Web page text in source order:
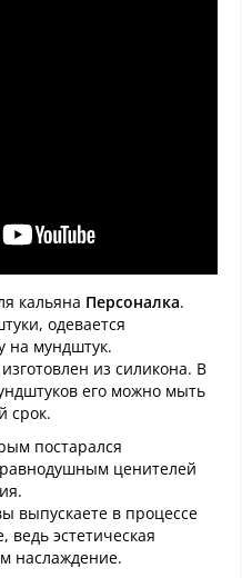
кальяна Персоналка.
одевается
на мундштук.
из силикона. В
его можно мыть
срок.
постарался
ценителей
выпускаете в процессе
ведь эстетическая
наслаждение.